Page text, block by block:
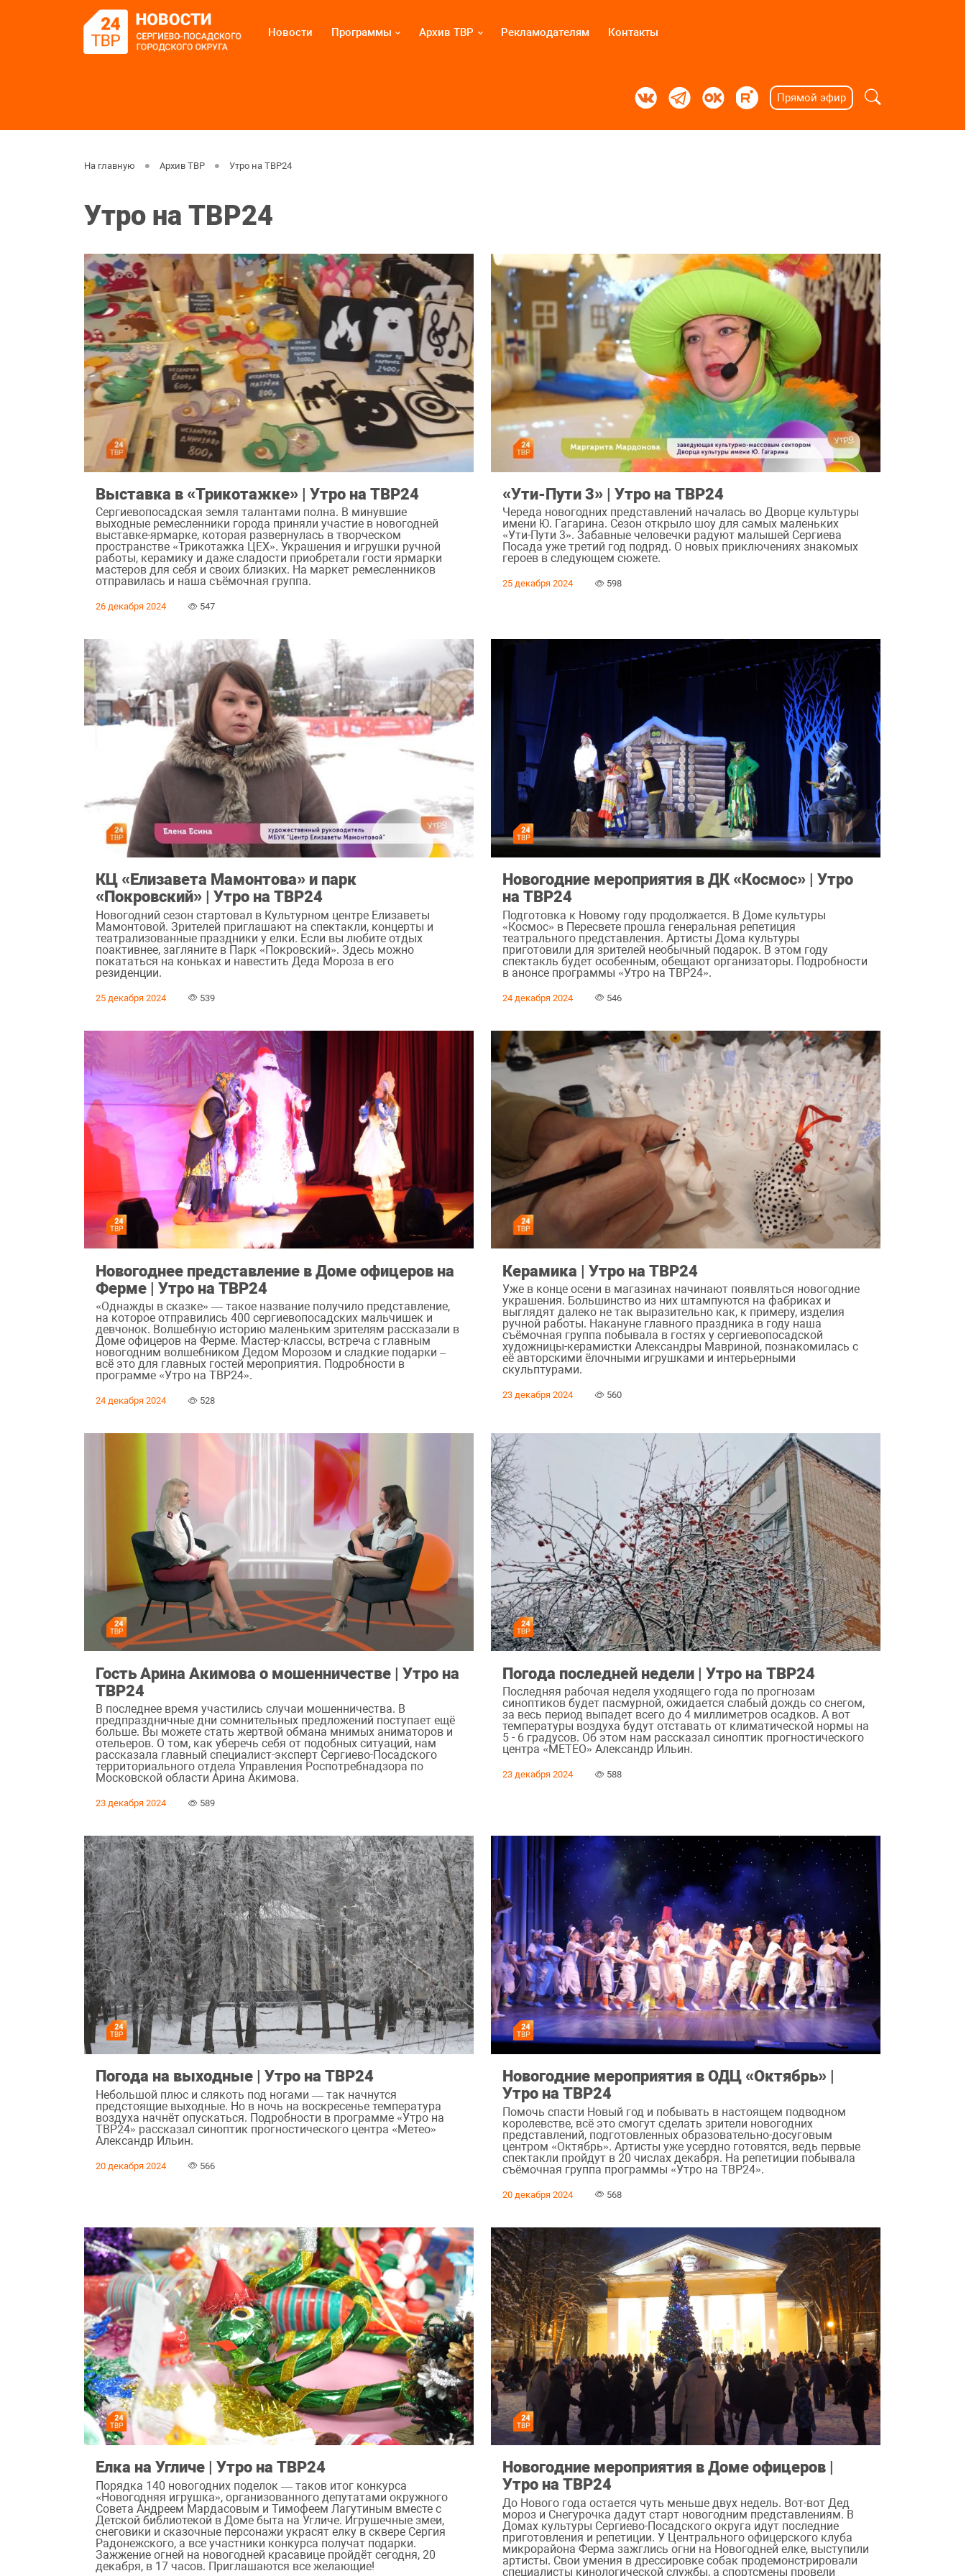
Новости Программы Архив ТВР Рекламодателям Контакты
Прямой эфир
На главную Архив ТВР Утро на ТВР24
Утро на ТВР24
Выставка в «Трикотажке» | Утро на ТВР24
Сергиевопосадская земля талантами полна. В минувшие
выходные ремесленники города приняли участие в новогодней
выставке-ярмарке, которая развернулась в творческом
пространстве «Трикотажка ЦЕХ». Украшения и игрушки ручной
работы, керамику и даже сладости приобретали гости ярмарки
мастеров для себя и своих близких. На маркет ремесленников
отправилась и наша съёмочная группа.
26 декабря 2024 547
«Ути-Пути 3» | Утро на ТВР24
Череда новогодних представлений началась во Дворце культуры
имени Ю. Гагарина. Сезон открыло шоу для самых маленьких
«Ути-Пути 3». Забавные человечки радуют малышей Сергиева
Посада уже третий год подряд. О новых приключениях знакомых
героев в следующем сюжете.
25 декабря 2024 598
КЦ «Елизавета Мамонтова» и парк
«Покровский» | Утро на ТВР24
Новогодний сезон стартовал в Культурном центре Елизаветы
Мамонтовой. Зрителей приглашают на спектакли, концерты и
театрализованные праздники у елки. Если вы любите отдых
поактивнее, загляните в Парк «Покровский». Здесь можно
покататься на коньках и навестить Деда Мороза в его
резиденции.
25 декабря 2024 539
Новогодние мероприятия в ДК «Космос» | Утро
на ТВР24
Подготовка к Новому году продолжается. В Доме культуры
«Космос» в Пересвете прошла генеральная репетиция
театрального представления. Артисты Дома культуры
приготовили для зрителей необычный подарок. В этом году
спектакль будет особенным, обещают организаторы. Подробности
в анонсе программы «Утро на ТВР24».
24 декабря 2024 546
Новогоднее представление в Доме офицеров на
Ферме | Утро на ТВР24
«Однажды в сказке» — такое название получило представление,
на которое отправились 400 сергиевопосадских мальчишек и
девчонок. Волшебную историю маленьким зрителям рассказали в
Доме офицеров на Ферме. Мастер-классы, встреча с главным
новогодним волшебником Дедом Морозом и сладкие подарки –
всё это для главных гостей мероприятия. Подробности в
программе «Утро на ТВР24».
24 декабря 2024 528
Керамика | Утро на ТВР24
Уже в конце осени в магазинах начинают появляться новогодние
украшения. Большинство из них штампуются на фабриках и
выглядят далеко не так выразительно как, к примеру, изделия
ручной работы. Накануне главного праздника в году наша
съёмочная группа побывала в гостях у сергиевопосадской
художницы-керамистки Александры Мавриной, познакомилась с
её авторскими ёлочными игрушками и интерьерными
скульптурами.
23 декабря 2024 560
Гость Арина Акимова о мошенничестве | Утро на
ТВР24
В последнее время участились случаи мошенничества. В
предпраздничные дни сомнительных предложений поступает ещё
больше. Вы можете стать жертвой обмана мнимых аниматоров и
отельеров. О том, как уберечь себя от подобных ситуаций, нам
рассказала главный специалист-эксперт Сергиево-Посадского
территориального отдела Управления Роспотребнадзора по
Московской области Арина Акимова.
23 декабря 2024 589
Погода последней недели | Утро на ТВР24
Последняя рабочая неделя уходящего года по прогнозам
синоптиков будет пасмурной, ожидается слабый дождь со снегом,
за весь период выпадет всего до 4 миллиметров осадков. А вот
температуры воздуха будут отставать от климатической нормы на
5 - 6 градусов. Об этом нам рассказал синоптик прогностического
центра «МЕТЕО» Александр Ильин.
23 декабря 2024 588
Погода на выходные | Утро на ТВР24
Небольшой плюс и слякоть под ногами — так начнутся
предстоящие выходные. Но в ночь на воскресенье температура
воздуха начнёт опускаться. Подробности в программе «Утро на
ТВР24» рассказал синоптик прогностического центра «Метео»
Александр Ильин.
20 декабря 2024 566
Новогодние мероприятия в ОДЦ «Октябрь» |
Утро на ТВР24
Помочь спасти Новый год и побывать в настоящем подводном
королевстве, всё это смогут сделать зрители новогодних
представлений, подготовленных образовательно-досуговым
центром «Октябрь». Артисты уже усердно готовятся, ведь первые
спектакли пройдут в 20 числах декабря. На репетиции побывала
съёмочная группа программы «Утро на ТВР24».
20 декабря 2024 568
Елка на Угличе | Утро на ТВР24
Порядка 140 новогодних поделок — таков итог конкурса
«Новогодняя игрушка», организованного депутатами окружного
Совета Андреем Мардасовым и Тимофеем Лагутиным вместе с
Детской библиотекой в Доме быта на Угличе. Игрушечные змеи,
снеговики и сказочные персонажи украсят елку в сквере Сергия
Радонежского, а все участники конкурса получат подарки.
Зажжение огней на новогодней красавице пройдёт сегодня, 20
декабря, в 17 часов. Приглашаются все желающие!
Новогодние мероприятия в Доме офицеров |
Утро на ТВР24
До Нового года остается чуть меньше двух недель. Вот-вот Дед
мороз и Снегурочка дадут старт новогодним представлениям. В
Домах культуры Сергиево-Посадского округа идут последние
приготовления и репетиции. У Центрального офицерского клуба
микрорайона Ферма зажглись огни на Новогодней елке, выступили
артисты. Свои умения в дрессировке собак продемонстрировали
специалисты кинологической службы, а спортсмены провели